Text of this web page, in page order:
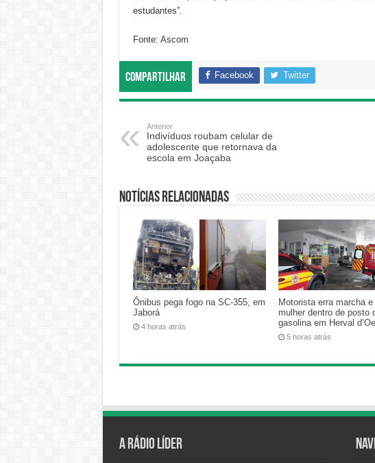
estudantes”.
Fonte: Ascom
Compartilhar Facebook Twitter
Anterior
Indivíduos roubam celular de
adolescente que retornava da
escola em Joaçaba
Notícias relacionadas
Ônibus pega fogo na SC-355, em
Jaborá
4 horas atrás
Motorista erra marcha
mulher dentro de posto
gasolina em Herval
5 horas atrás
A Rádio Líder